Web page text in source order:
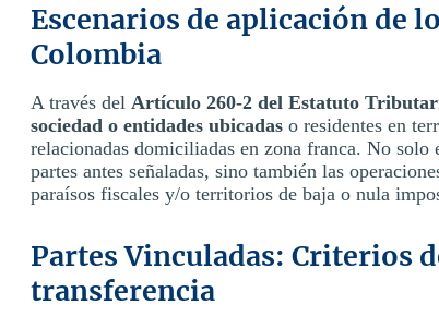
Escenarios de aplicación de
Colombia
A través del Artículo 260-2 del Estatuto
sociedad o entidades ubicadas o residentes en
relacionadas domiciliadas en zona franca. No
partes antes señaladas, sino también las
paraísos fiscales y/o territorios de baja o nula
Partes Vinculadas: Criterios
transferencia